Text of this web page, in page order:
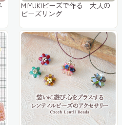
MIYUKIビーズで作る 大人の
ビーズリング